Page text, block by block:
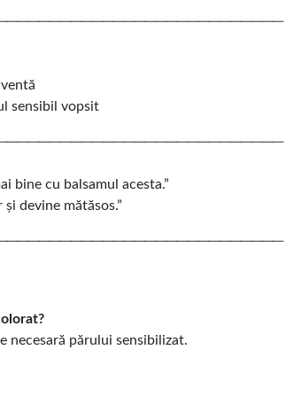
sensibil vopsit
bine cu balsamul acesta.”
devine mătăsos.”
necesară părului sensibilizat.